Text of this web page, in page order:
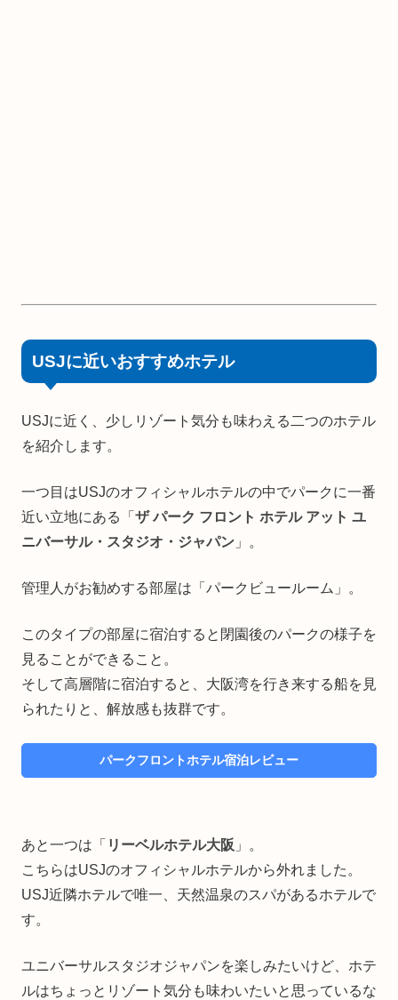
USJに近いおすすめホテル
USJに近く、少しリゾート気分も味わえる二つのホテル
を紹介します。
一つ目はUSJのオフィシャルホテルの中でパークに一番
近い立地にある「 ザ パーク フロント ホテル アット ユ
ニバーサル・スタジオ・ジャパン 」。
管理人がお勧めする部屋は「パークビュールーム」。
このタイプの部屋に宿泊すると閉園後のパークの様子を
見ることができること。
そして高層階に宿泊すると、大阪湾を行き来する船を見
られたりと、解放感も抜群です。
パークフロントホテル宿泊レビュー
あと一つは「 リーベルホテル大阪 」。
こちらはUSJのオフィシャルホテルから外れました。
USJ近隣ホテルで唯一、天然温泉のスパがあるホテルで
す。
ユニバーサルスタジオジャパンを楽しみたいけど、ホテ
ルはちょっとリゾート気分も味わいたいと思っているな